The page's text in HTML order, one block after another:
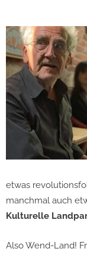
etwas
manchmal auch
Kulturelle
Also Wend-Land!